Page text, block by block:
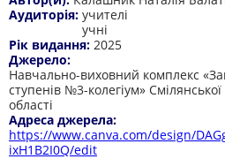
Аудиторія: учителі
учні
Рік видання: 2025
Джерело:
Навчально-виховний комплекс
ступенів №3-колегіум»
області
Адреса джерела:
https://www.canva.com/design/
ixH1B2I0Q/edit